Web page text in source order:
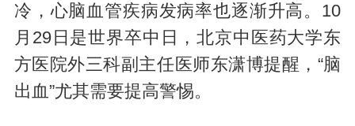
冷，心脑血管疾病发病率也逐渐升高。10
月29日是世界卒中日，北京中医药大学东
方医院外三科副主任医师东潇博提醒，“脑
出血”尤其需要提高警惕。